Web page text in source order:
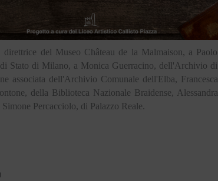
del Museo Château de la Malmaison, a Paolo
Stato di Milano, a Monica Guerracino, dell'Archivio di
associata dell'Archivio Comunale dell'Elba, Francesca
della Biblioteca Nazionale Braidense, Alessandra
Percacciolo, di Palazzo Reale.